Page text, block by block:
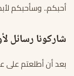
أحبكم.. وسأحبكم
شاركونا رسائل
بعد أن أطلعتم على